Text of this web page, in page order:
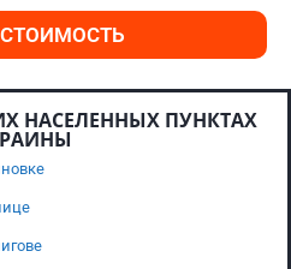
НАСЕЛЕННЫХ ПУНКТАХ